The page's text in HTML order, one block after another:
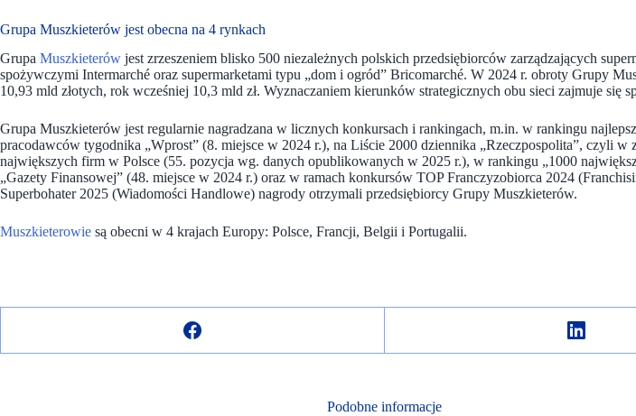
Grupa Muszkieterów jest obecna na 4 rynkach
Grupa Muszkieterów jest zrzeszeniem blisko 500 niezależnych polskich przedsiębiorców zarządzających
spożywczymi Intermarché oraz supermarketami typu „dom i ogród” Bricomarché. W 2024 r. obroty Grupy
10,93 mld złotych, rok wcześniej 10,3 mld zł. Wyznaczaniem kierunków strategicznych obu sieci zajmuje się
Grupa Muszkieterów jest regularnie nagradzana w licznych konkursach i rankingach, m.in. w rankingu
pracodawców tygodnika „Wprost” (8. miejsce w 2024 r.), na Liście 2000 dziennika „Rzeczpospolita”, czyli w
największych firm w Polsce (55. pozycja wg. danych opublikowanych w 2025 r.), w rankingu „1000
„Gazety Finansowej” (48. miejsce w 2024 r.) oraz w ramach konkursów TOP Franczyzobiorca 2024
Superbohater 2025 (Wiadomości Handlowe) nagrody otrzymali przedsiębiorcy Grupy Muszkieterów.
Muszkieterowie są obecni w 4 krajach Europy: Polsce, Francji, Belgii i Portugalii.
Podobne informacje